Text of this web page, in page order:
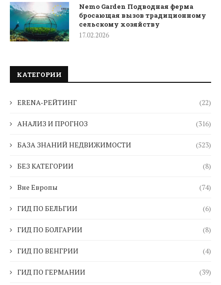
Nemo Garden Подводная ферма
бросающая вызов традиционному
сельскому хозяйству
17.02.2026
КАТЕГОРИИ
ERENA-РЕЙТИНГ (22)
АНАЛИЗ И ПРОГНОЗ (316)
БАЗА ЗНАНИЙ НЕДВИЖИМОСТИ (523)
БЕЗ КАТЕГОРИИ (8)
Вне Европы (74)
ГИД ПО БЕЛЬГИИ (6)
ГИД ПО БОЛГАРИИ (8)
ГИД ПО ВЕНГРИИ (4)
ГИД ПО ГЕРМАНИИ (39)